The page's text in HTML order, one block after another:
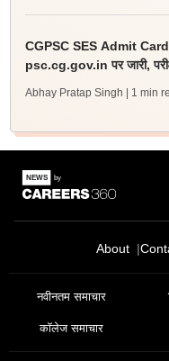
CGPSC SES Admit Card
psc.cg.gov.in पर जारी,
Abhay Pratap Singh | 1 min
About
नवीनतम समाचार
कॉलेज समाचार